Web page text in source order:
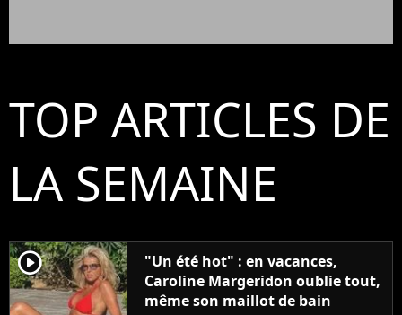
TOP ARTICLES DE
LA SEMAINE
player2
"Un été hot" : en vacances,
Caroline Margeridon oublie tout,
même son maillot de bain